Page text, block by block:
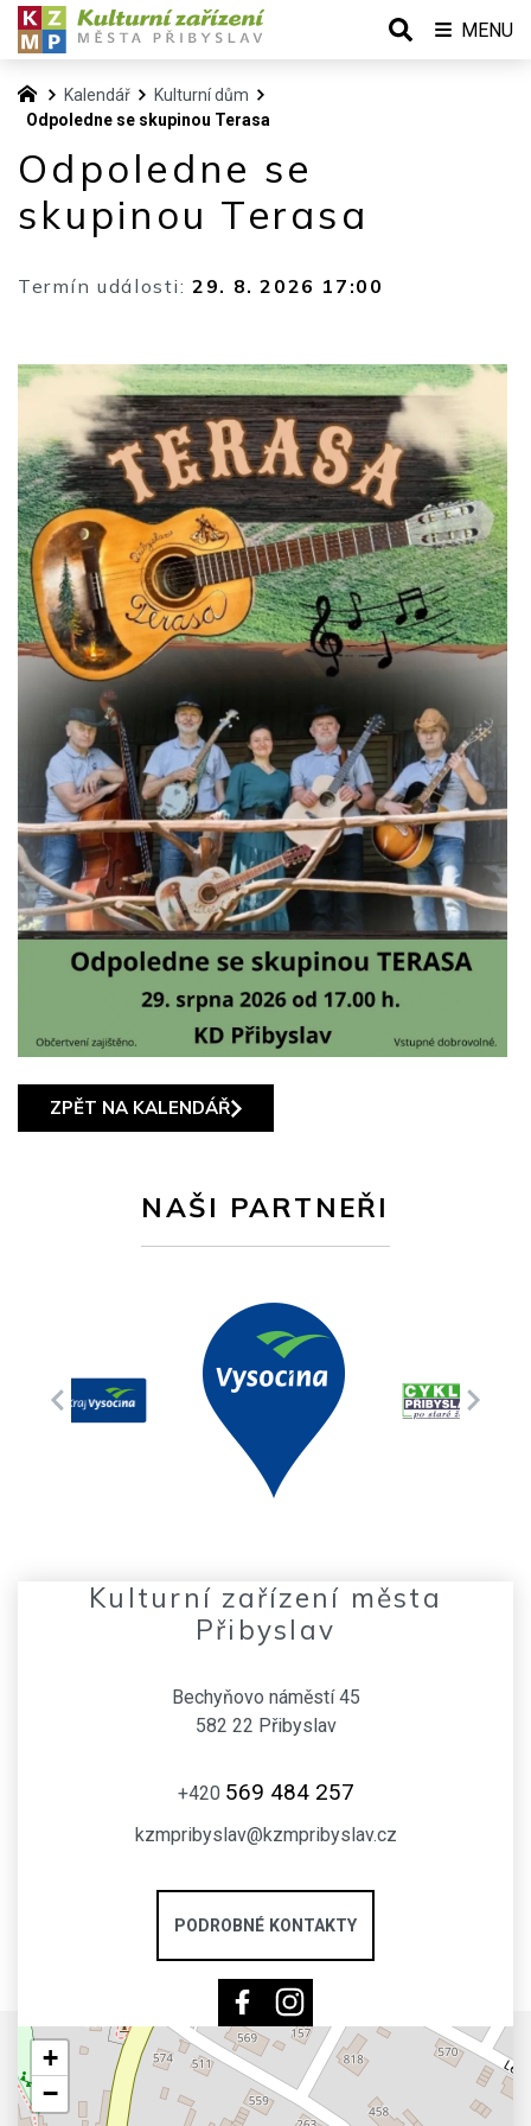
Kalendář
Kulturní dům
Odpoledne se skupinou Terasa
Odpoledne se
skupinou Terasa
Termín události: 29. 8. 2026 17:00
ZPĚT NA KALENDÁŘ
NAŠI PARTNEŘI
Kulturní zařízení města
Přibyslav
Bechyňovo náměstí 45
582 22 Přibyslav
+420 569 484 257
kzmpribyslav@kzmpribyslav.cz
PODROBNÉ KONTAKTY
+
−
MENU